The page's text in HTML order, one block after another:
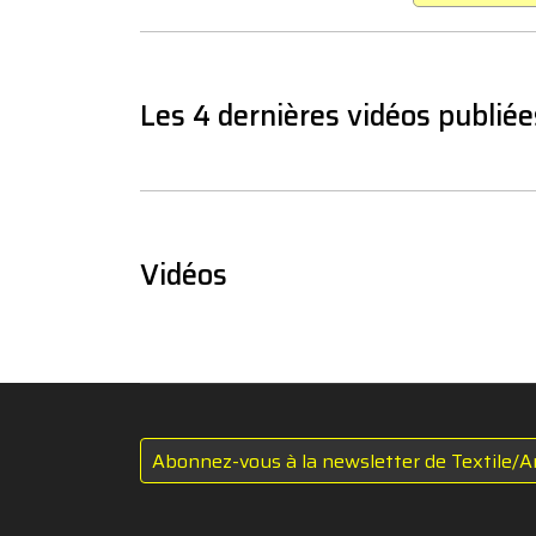
Les 4 dernières vidéos
Vidéos
Abonnez-vous à la newsletter de Textile/